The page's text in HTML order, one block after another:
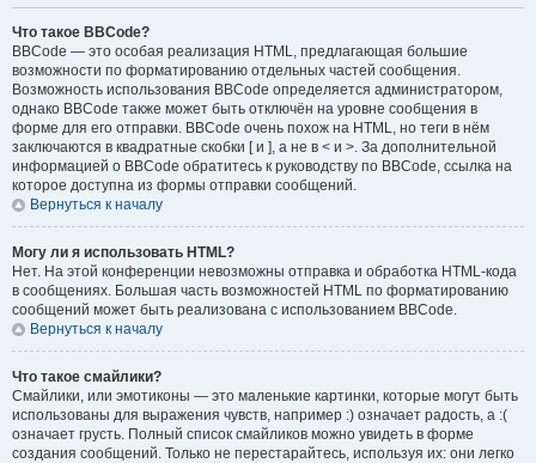
Что такое BBCode?
BBCode — это особая реализация HTML, предлагающая большие
возможности по форматированию отдельных частей сообщения.
Возможность использования BBCode определяется администратором,
однако BBCode также может быть отключён на уровне сообщения в
форме для его отправки. BBCode очень похож на HTML, но теги в нём
заключаются в квадратные скобки [ и ], а не в < и >. За дополнительной
информацией о BBCode обратитесь к руководству по BBCode, ссылка на
которое доступна из формы отправки сообщений.
Вернуться к началу
Могу ли я использовать HTML?
Нет. На этой конференции невозможны отправка и обработка HTML-кода
в сообщениях. Большая часть возможностей HTML по форматированию
сообщений может быть реализована с использованием BBCode.
Вернуться к началу
Что такое смайлики?
Смайлики, или эмотиконы — это маленькие картинки, которые могут быть
использованы для выражения чувств, например :) означает радость, а :(
означает грусть. Полный список смайликов можно увидеть в форме
создания сообщений. Только не перестарайтесь, используя их: они легко